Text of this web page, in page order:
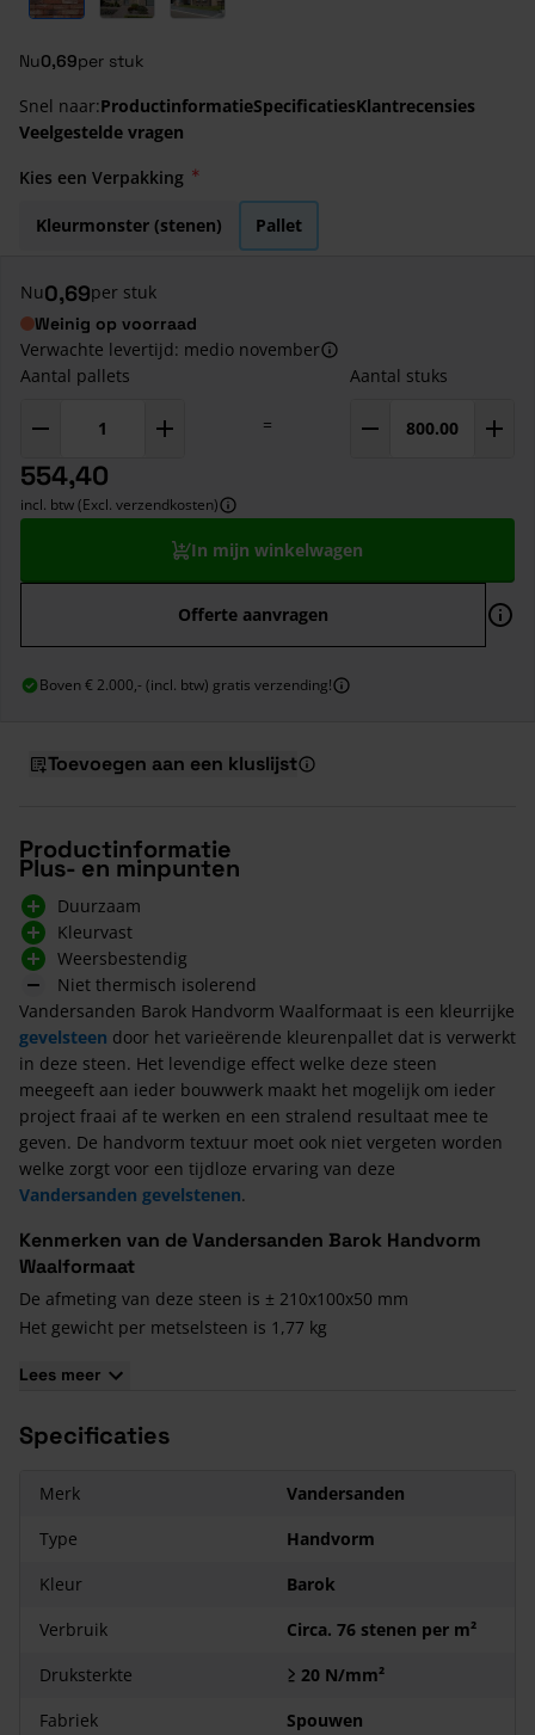
Nu0,69per stuk
Snel naar:ProductinformatieSpecificatiesKlantrecensies
Veelgestelde vragen
Kies een Verpakking
Kleurmonster (stenen) Pallet
Nu0,69per stuk
Weinig op voorraad
Verwachte levertijd: medio november
Aantal pallets
=
Aantal stuks
554,40
incl. btw (Excl. verzendkosten)
In mijn winkelwagen
Offerte aanvragen
Boven € 2.000,- (incl. btw) gratis verzending!
Toevoegen aan een kluslijst
Productinformatie
Plus- en minpunten
Duurzaam
Kleurvast
Weersbestendig
Niet thermisch isolerend
Vandersanden Barok Handvorm Waalformaat is een kleurrijke
gevelsteen door het varieërende kleurenpallet dat is verwerkt
in deze steen. Het levendige effect welke deze steen
meegeeft aan ieder bouwwerk maakt het mogelijk om ieder
project fraai af te werken en een stralend resultaat mee te
geven. De handvorm textuur moet ook niet vergeten worden
welke zorgt voor een tijdloze ervaring van deze
Vandersanden gevelstenen.
Kenmerken van de Vandersanden Barok Handvorm
Waalformaat
De afmeting van deze steen is ± 210x100x50 mm
Het gewicht per metselsteen is 1,77 kg
generfd effect
en zwarte kleurnuances
Lees meer
Specificaties
Merk
Vandersanden
Type
Handvorm
Kleur
Barok
Verbruik
Circa. 76 stenen per m²
Druksterkte
≥ 20 N/mm²
Fabriek
Spouwen